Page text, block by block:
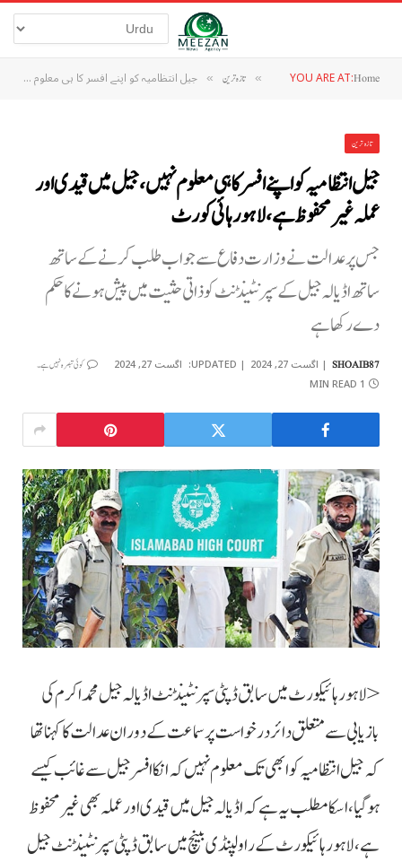
YOU ARE AT:Home
» تازہ ترین » جیل انتظامیہ کو اپنے افسر کا ہی معلوم نہیں، جیل میں قیدی اور عملہ غیر محفوظ ہے، لاہور ہائی کورٹ
تازہ ترین
جیل انتظامیہ کو اپنے افسر کا ہی معلوم نہیں، جیل میں قیدی اور
عملہ غیر محفوظ ہے، لاہور ہائی کورٹ
جس پر عدالت نے وزارت دفاع سے جواب طلب کرنے کے ساتھ
ساتھ اڈیالہ جیل کے سپرنٹینڈنٹ کو ذاتی حثیت میں پیش ہونے کا حکم
دے رکھا ہے
SHOAIB87 اگست 27, 2024 UPDATED: اگست 27, 2024 کوئی تبصرہ نہیں ہے۔
1 MIN READ
<لاہور ہائیکورٹ میں سابق ڈپٹی سپرنٹینڈنٹ اڈیالہ جیل محمد اکرم کی
بازیابی سے متعلق دائر درخواست پر سماعت کے دوران عدالت کا کہنا تھا
کہ جیل انتظامیہ کو ابھی تک معلوم نہیں کہ انکا افسر جیل سے غائب کیسے
ہوگیا، اسکا مطلب یہ ہے کہ اڈیالہ جیل میں قیدی اور عملہ بھی غیر محفوظ
ہے، لاہور ہائیکورٹ کے راولپنڈی بینچ میں سابق ڈپٹی سپرنٹینڈنٹ جیل